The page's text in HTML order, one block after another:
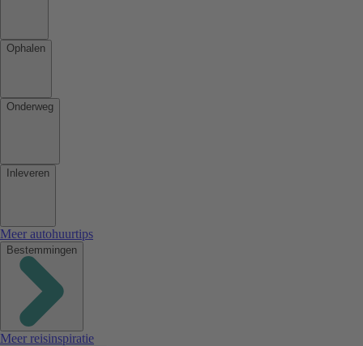
Ophalen
Onderweg
Inleveren
Meer autohuurtips
Bestemmingen
Meer reisinspiratie